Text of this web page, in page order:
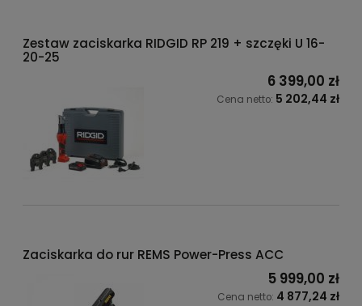
Zestaw zaciskarka RIDGID RP 219 + szczęki U 16-
20-25
6 399,00 zł
Cena netto: 5 202,44 zł
Zaciskarka do rur REMS Power-Press ACC
5 999,00 zł
Cena netto: 4 877,24 zł